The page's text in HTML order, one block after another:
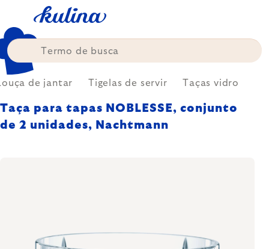
content
de jantar Tigelas de servir Taças vidro
Taça para tapas NOBLESSE, conjunto
de 2 unidades, Nachtmann